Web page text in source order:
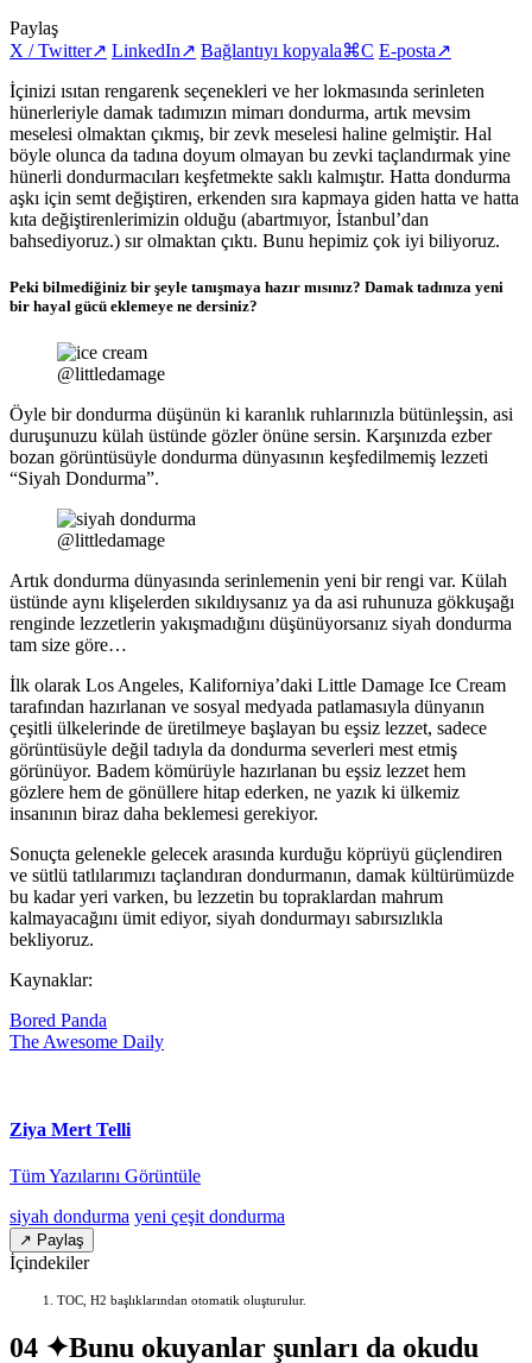
Paylaş
X / Twitter↗ LinkedIn↗ Bağlantıyı kopyala⌘C E-posta↗
İçinizi ısıtan rengarenk seçenekleri ve her lokmasında serinleten
hünerleriyle damak tadımızın mimarı dondurma, artık mevsim
meselesi olmaktan çıkmış, bir zevk meselesi haline gelmiştir. Hal
böyle olunca da tadına doyum olmayan bu zevki taçlandırmak yine
hünerli dondurmacıları keşfetmekte saklı kalmıştır. Hatta dondurma
aşkı için semt değiştiren, erkenden sıra kapmaya giden hatta ve hatta
kıta değiştirenlerimizin olduğu (abartmıyor, İstanbul’dan
bahsediyoruz.) sır olmaktan çıktı. Bunu hepimiz çok iyi biliyoruz.
Peki bilmediğiniz bir şeyle tanışmaya hazır mısınız? Damak tadınıza yeni
bir hayal gücü eklemeye ne dersiniz?
@littledamage
Öyle bir dondurma düşünün ki karanlık ruhlarınızla bütünleşsin, asi
duruşunuzu külah üstünde gözler önüne sersin. Karşınızda ezber
bozan görüntüsüyle dondurma dünyasının keşfedilmemiş lezzeti
“Siyah Dondurma”.
@littledamage
Artık dondurma dünyasında serinlemenin yeni bir rengi var. Külah
üstünde aynı klişelerden sıkıldıysanız ya da asi ruhunuza gökkuşağı
renginde lezzetlerin yakışmadığını düşünüyorsanız siyah dondurma
tam size göre…
İlk olarak Los Angeles, Kaliforniya’daki Little Damage Ice Cream
tarafından hazırlanan ve sosyal medyada patlamasıyla dünyanın
çeşitli ülkelerinde de üretilmeye başlayan bu eşsiz lezzet, sadece
görüntüsüyle değil tadıyla da dondurma severleri mest etmiş
görünüyor. Badem kömürüyle hazırlanan bu eşsiz lezzet hem
gözlere hem de gönüllere hitap ederken, ne yazık ki ülkemiz
insanının biraz daha beklemesi gerekiyor.
Sonuçta gelenekle gelecek arasında kurduğu köprüyü güçlendiren
ve sütlü tatlılarımızı taçlandıran dondurmanın, damak kültürümüzde
bu kadar yeri varken, bu lezzetin bu topraklardan mahrum
kalmayacağını ümit ediyor, siyah dondurmayı sabırsızlıkla
bekliyoruz.
Kaynaklar:
Bored Panda
The Awesome Daily
Ziya Mert Telli
Tüm Yazılarını Görüntüle
siyah dondurma yeni çeşit dondurma
↗ Paylaş
İçindekiler
TOC, H2 başlıklarından otomatik oluşturulur.
04 ✦Bunu okuyanlar şunları da okudu